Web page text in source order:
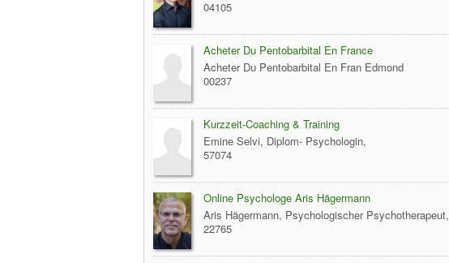
04105
Acheter Du Pentobarbital En France
Acheter Du Pentobarbital En Fran Edmond
00237
Kurzzeit-Coaching & Training
Emine Selvi, Diplom- Psychologin,
57074
Online Psychologe Aris Hägermann
Aris Hägermann, Psychologischer Psychotherapeut,
22765